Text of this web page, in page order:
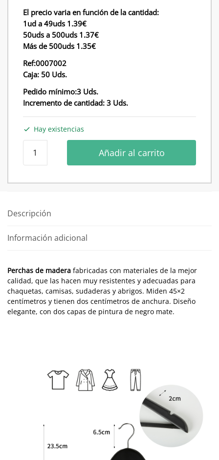
El precio varia en función de la cantidad:
1ud a 49uds 1.39€
50uds a 500uds 1.37€
Más de 500uds 1.35€
Ref:0007002
Caja: 50 Uds.
Pedido mínimo:3 Uds.
Incremento de cantidad: 3 Uds.
Hay existencias
madera
de
pintura
mate
cantidad
Añadir al carrito
Descripción
Información adicional
Perchas de madera fabricadas con materiales de la mejor
calidad, que las hacen muy resistentes y adecuadas para
chaquetas, camisas, sudaderas y abrigos. Miden 45×2
centímetros y tienen dos centímetros de anchura. Diseño
elegante, con dos capas de pintura de negro mate.